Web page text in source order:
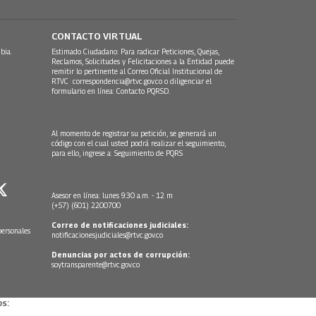
CONTACTO VIRTUAL
Estimado Ciudadano: Para radicar Peticiones, Quejas,
Reclamos, Solicitudes y Felicitaciones a la Entidad puede
remitir lo pertinente al Correo Oficial Institucional de
RTVC correspondencia@rtvc.gov.co o diligenciar el
formulario en línea: Contacto PQRSD.
Al momento de registrar su petición, se generará un
código con el cual usted podrá realizar el seguimiento,
para ello, ingrese a: Seguimiento de PQRS
Asesor en línea: lunes 9:30 a.m. - 12 m
(+57) (601) 2200700
Correo de notificaciones judiciales:
notificacionesjudiciales@rtvc.gov.co
Denuncias por actos de corrupción:
soytransparente@rtvc.gov.co